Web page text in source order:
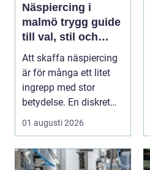
Näspiercing i
malmö trygg guide
till val, stil och
studio
Att skaffa näspiercing
är för många ett litet
ingrepp med stor
betydelse. En diskret
sten i näsvinge...
01 augusti 2026